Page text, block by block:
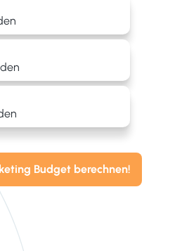
Budget berechnen!